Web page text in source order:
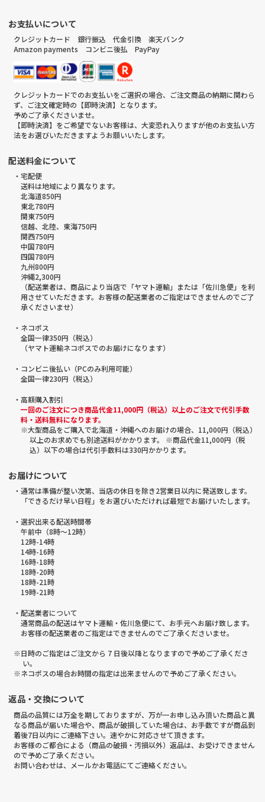
お支払いについて
クレジットカード 銀行振込 代金引換 楽天バンク
Amazon payments コンビニ後払 PayPay
クレジットカードでのお支払いをご選択の場合、ご注文商品の納期に関わら
ず、ご注文確定時の【即時決済】となります。
予めご了承くださいませ。
【即時決済】をご希望でないお客様は、大変恐れ入りますが他のお支払い方
法をお選びいただきますようお願いいたします。
配送料金について
・宅配便
送料は地域により異なります。
北海道850円
東北780円
関東750円
信越、北陸、東海750円
関西750円
中国780円
四国780円
九州800円
沖縄2,300円
（配送業者は、商品により当店で「ヤマト運輸」または「佐川急便」を利
用させていただきます。お客様の配送業者のご指定はできませんのでご了
承くださいませ）
・ネコポス
全国一律350円（税込）
（ヤマト運輸ネコポスでのお届けになります）
・コンビニ後払い（PCのみ利用可能）
全国一律230円（税込）
・高額購入割引
一回のご注文につき商品代金11,000円（税込）以上のご注文で代引手数
料・送料無料になります。
※大型商品をご購入で北海道・沖縄へのお届けの場合、11,000円（税込）
以上のお求めでも別途送料がかかります。 ※商品代金11,000円（税
込）以下の場合は代引手数料は330円かかります。
お届けについて
・通常は準備が整い次第、当店の休日を除き2営業日以内に発送致します。
「できるだけ早い日程」をお選びいただければ最短でお届けいたします。
・選択出来る配送時間帯
午前中（8時～12時）
12時-14時
14時-16時
16時-18時
18時-20時
18時-21時
19時-21時
・配送業者について
通常商品の配送はヤマト運輸・佐川急便にて、お手元へお届け致します。
お客様の配送業者のご指定はできませんのでご了承くださいませ。
※日時のご指定はご注文から 7 日後以降となりますので予めご了承くださ
い。
※ネコポスの場合お時間の指定は出来ませんので予めご了承ください。
返品・交換について
商品の品質には万全を期しておりますが、万が一お申し込み頂いた商品と異
なる商品が届いた場合や、商品が破損していた場合は、お手数ですが商品到
着後7日以内にご連絡下さい。速やかに対応させて頂きます。
お客様のご都合による（商品の破損・汚損以外）返品は、お受けできません
ので予めご了承ください。
お問い合わせは、メールかお電話にてご連絡ください。